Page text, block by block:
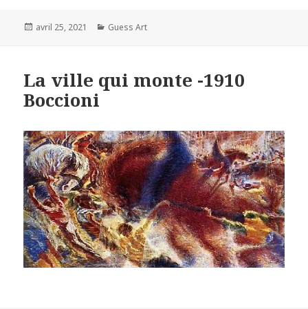
Posted
avril 25, 2021 Categories
Guess Art
La ville qui monte -1910
Boccioni